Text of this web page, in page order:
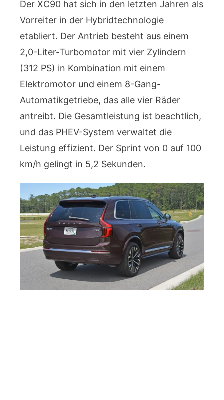
Der XC90 hat sich in den letzten Jahren als
Vorreiter in der Hybridtechnologie
etabliert. Der Antrieb besteht aus einem
2,0-Liter-Turbomotor mit vier Zylindern
(312 PS) in Kombination mit einem
Elektromotor und einem 8-Gang-
Automatikgetriebe, das alle vier Räder
antreibt. Die Gesamtleistung ist beachtlich,
und das PHEV-System verwaltet die
Leistung effizient. Der Sprint von 0 auf 100
km/h gelingt in 5,2 Sekunden.